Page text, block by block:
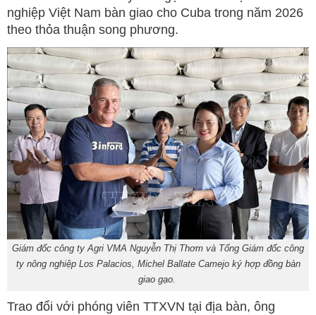
nghiệp Việt Nam bàn giao cho Cuba trong năm 2026
theo thỏa thuận song phương.
Giám đốc công ty Agri VMA Nguyễn Thị Thơm và Tổng Giám đốc công
ty nông nghiệp Los Palacios, Michel Ballate Camejo ký hợp đồng bàn
giao gạo.
Trao đổi với phóng viên TTXVN tại địa bàn, ông